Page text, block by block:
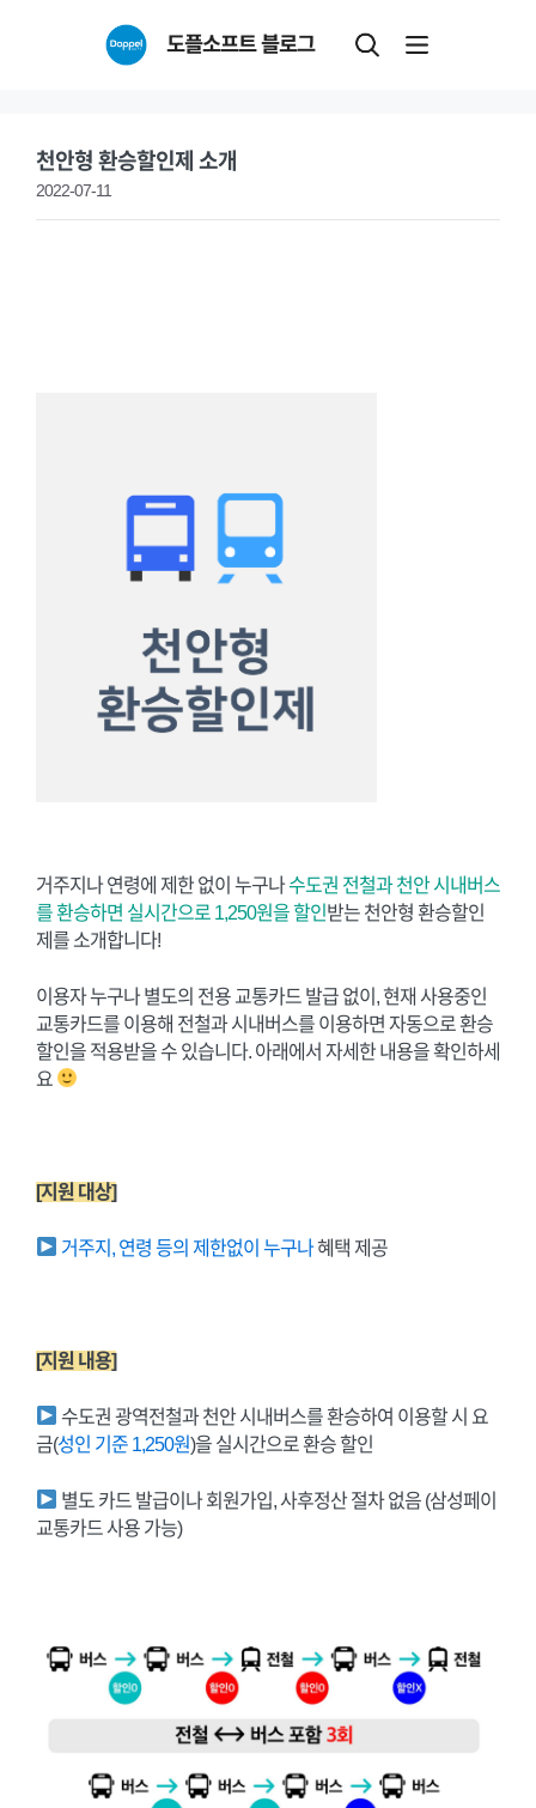
도플소프트 블로그
천안형 환승할인제 소개
2022-07-11
거주지나 연령에 제한 없이 누구나수도권 전철과 천안 시내버스
를 환승하면 실시간으로 1,250원을 할인받는 천안형 환승할인
제를 소개합니다!
이용자 누구나 별도의 전용 교통카드 발급 없이, 현재 사용중인
교통카드를 이용해 전철과 시내버스를 이용하면 자동으로 환승
할인을 적용받을 수 있습니다. 아래에서 자세한 내용을 확인하세
요
[지원 대상]
거주지, 연령 등의 제한없이 누구나혜택 제공
[지원 내용]
수도권 광역전철과 천안 시내버스를 환승하여 이용할 시 요
금(성인 기준 1,250원)을 실시간으로 환승 할인
별도 카드 발급이나 회원가입, 사후정산 절차 없음 (삼성페이
교통카드 사용 가능)